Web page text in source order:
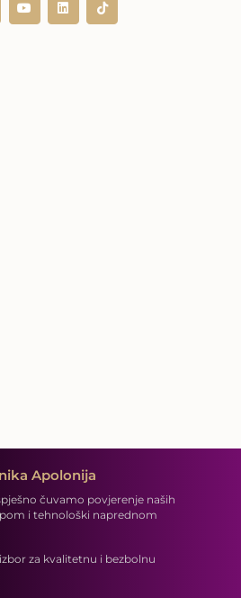
Apolonija
čuvamo povjerenje naših
i tehnološki naprednom
za kvalitetnu i bezbolnu